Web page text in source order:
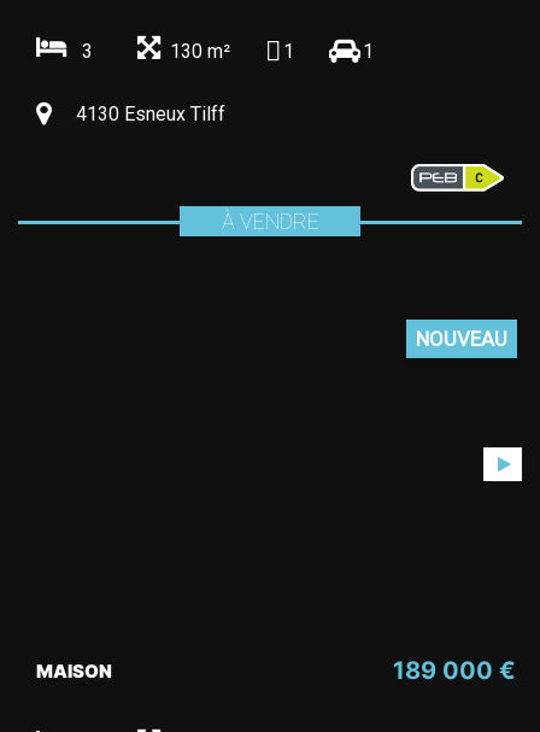
3 130 m² 1 1
4130 Esneux Tilff
À VENDRE
NOUVEAU
189 000 €
MAISON